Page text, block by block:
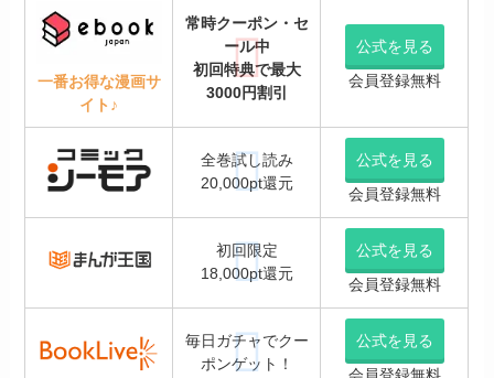
一番お得な漫画サ
イト♪
常時クーポン・セ
ール中
初回特典で最大
3000円割引
公式を見る
会員登録無料
全巻試し読み
20,000pt還元
公式を見る
会員登録無料
初回限定
18,000pt還元
公式を見る
会員登録無料
毎日ガチャでクー
ポンゲット！
公式を見る